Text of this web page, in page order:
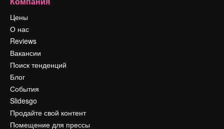
Цены
О нас
Reviews
Вакансии
Поиск тенденций
Блог
События
Slidesgo
Продайте свой контент
Помещение для прессы